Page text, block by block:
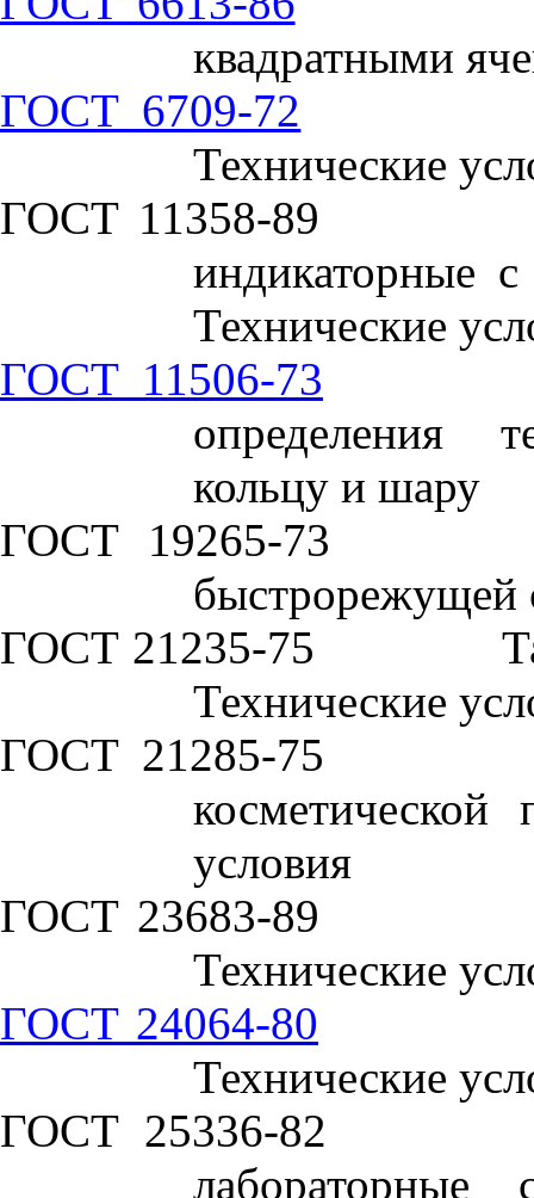
квадратными
ГОСТ 6709-72
Технические
ГОСТ 11358-89
индикаторные
Технические
ГОСТ 11506-73
определения
кольцу и шару
ГОСТ 19265-73
быстрорежущей
ГОСТ 21235-75
Технические
ГОСТ 21285-75
косметической
условия
ГОСТ 23683-89
Технические
ГОСТ 24064-80
Технические
ГОСТ 25336-82
лабораторные